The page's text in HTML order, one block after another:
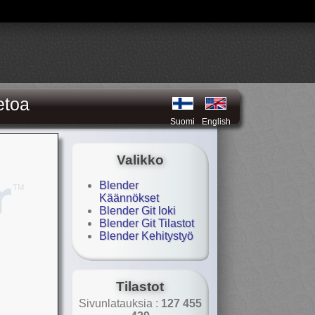
Suomi English
Valikko
Blender
Käännökset
Blender Git loki
Blender Git Tilastot
Blender Kehitystyö
Tilastot
Sivunlatauksia : 127 455